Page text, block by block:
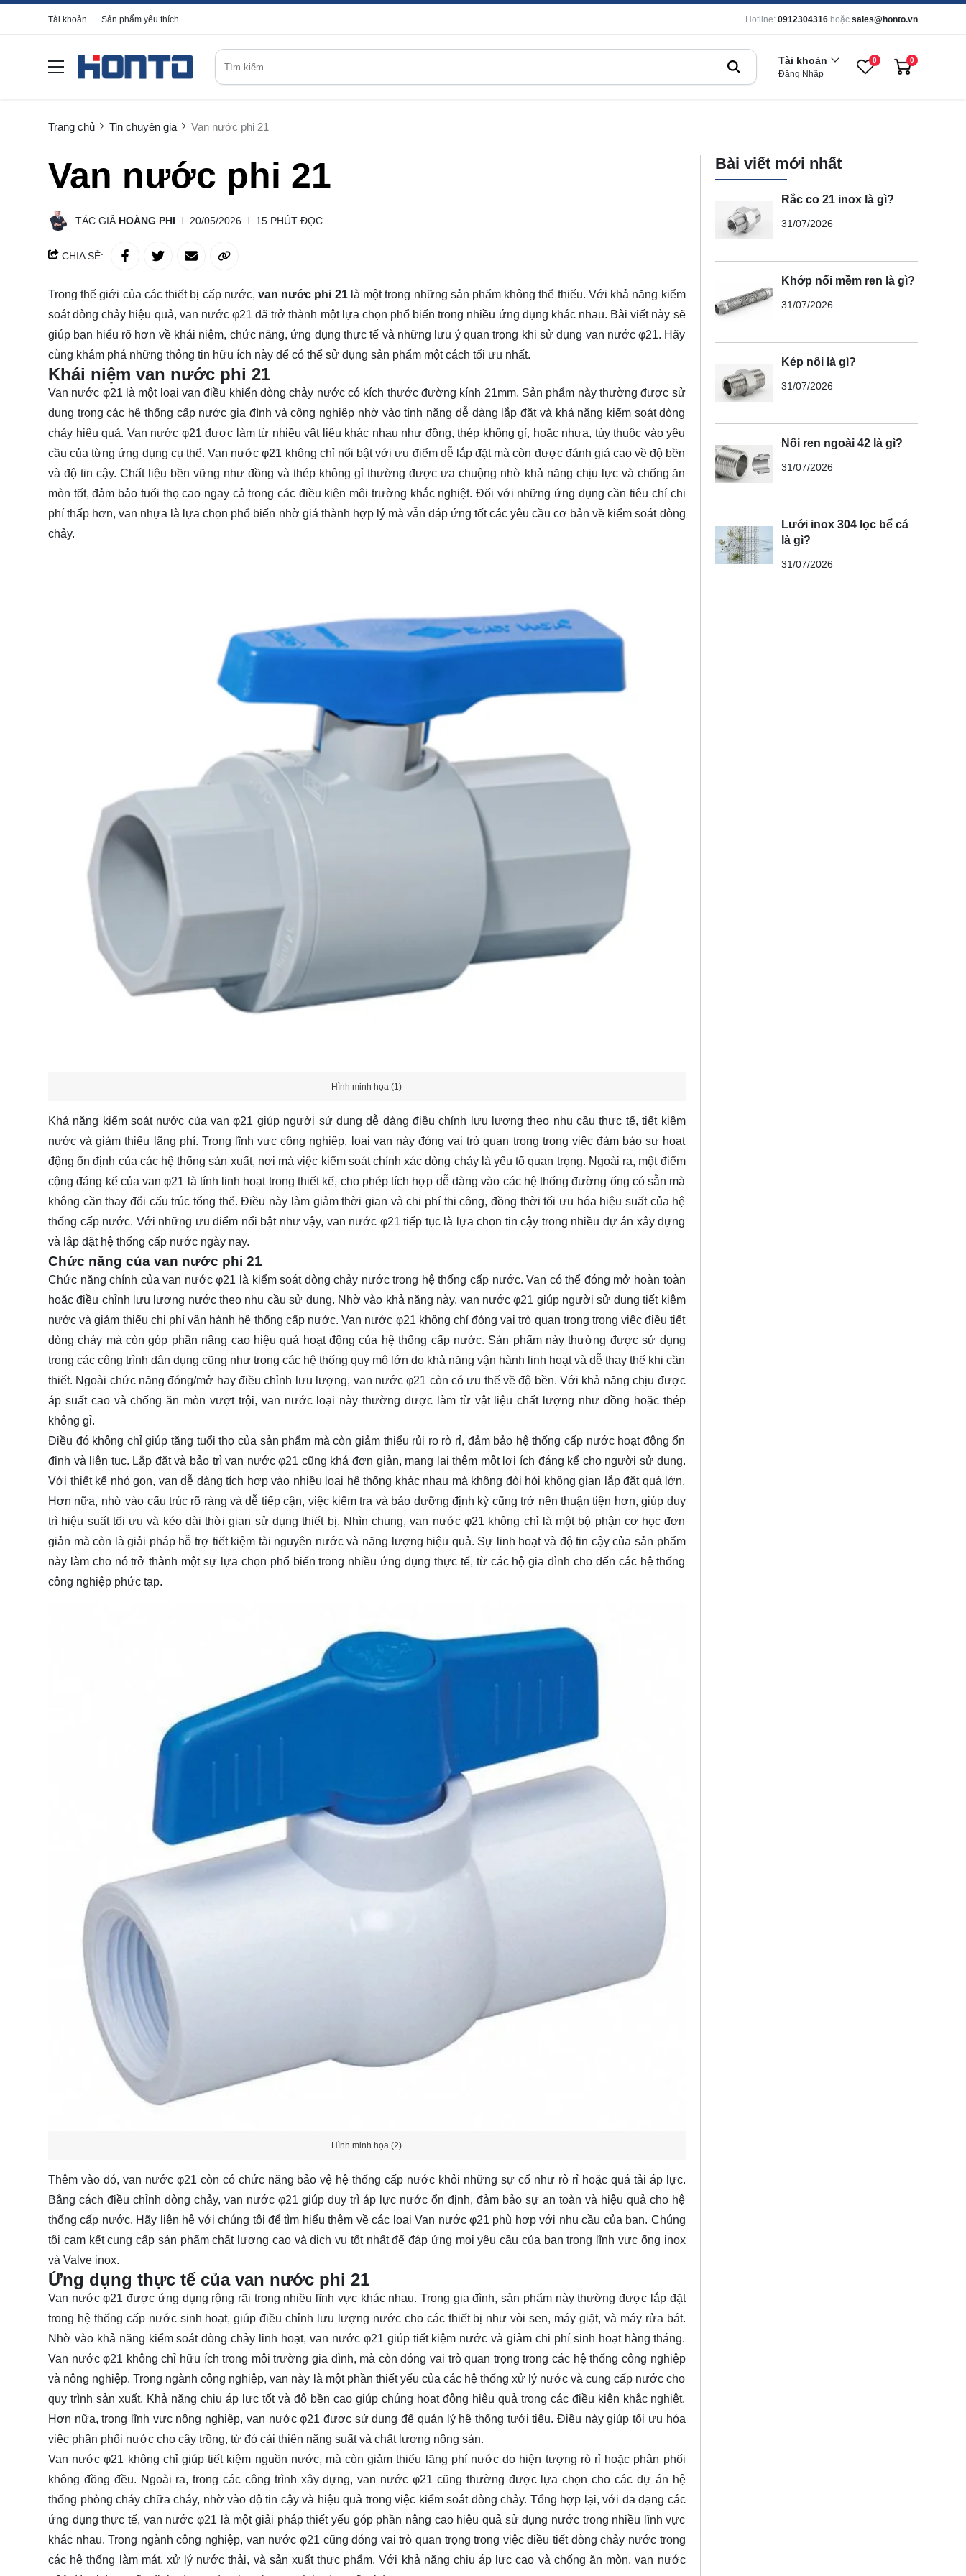
Tài khoản Sản phẩm yêu thích Hotline: 0912304316 hoặc sales@honto.vn
Tài khoản
Đăng Nhập
0 0
Trang chủ Tin chuyên gia Van nước phi 21
Van nước phi 21
TÁC GIẢ HOÀNG PHI 20/05/2026 15 PHÚT ĐỌC
CHIA SẺ:
Trong thế giới của các thiết bị cấp nước, van nước phi 21 là một trong những sản phẩm không thể thiếu. Với khả năng kiểm
soát dòng chảy hiệu quả, van nước φ21 đã trở thành một lựa chọn phổ biến trong nhiều ứng dụng khác nhau. Bài viết này sẽ
giúp bạn hiểu rõ hơn về khái niệm, chức năng, ứng dụng thực tế và những lưu ý quan trọng khi sử dụng van nước φ21. Hãy
cùng khám phá những thông tin hữu ích này để có thể sử dụng sản phẩm một cách tối ưu nhất.
Khái niệm van nước phi 21
Van nước φ21 là một loại van điều khiển dòng chảy nước có kích thước đường kính 21mm. Sản phẩm này thường được sử
dụng trong các hệ thống cấp nước gia đình và công nghiệp nhờ vào tính năng dễ dàng lắp đặt và khả năng kiểm soát dòng
chảy hiệu quả. Van nước φ21 được làm từ nhiều vật liệu khác nhau như đồng, thép không gỉ, hoặc nhựa, tùy thuộc vào yêu
cầu của từng ứng dụng cụ thể. Van nước φ21 không chỉ nổi bật với ưu điểm dễ lắp đặt mà còn được đánh giá cao về độ bền
và độ tin cậy. Chất liệu bền vững như đồng và thép không gỉ thường được ưa chuộng nhờ khả năng chịu lực và chống ăn
mòn tốt, đảm bảo tuổi thọ cao ngay cả trong các điều kiện môi trường khắc nghiệt. Đối với những ứng dụng cần tiêu chí chi
phí thấp hơn, van nhựa là lựa chọn phổ biến nhờ giá thành hợp lý mà vẫn đáp ứng tốt các yêu cầu cơ bản về kiểm soát dòng
chảy.
Hình minh họa (1)
Khả năng kiểm soát nước của van φ21 giúp người sử dụng dễ dàng điều chỉnh lưu lượng theo nhu cầu thực tế, tiết kiệm
nước và giảm thiểu lãng phí. Trong lĩnh vực công nghiệp, loại van này đóng vai trò quan trọng trong việc đảm bảo sự hoạt
động ổn định của các hệ thống sản xuất, nơi mà việc kiểm soát chính xác dòng chảy là yếu tố quan trọng. Ngoài ra, một điểm
cộng đáng kể của van φ21 là tính linh hoạt trong thiết kế, cho phép tích hợp dễ dàng vào các hệ thống đường ống có sẵn mà
không cần thay đổi cấu trúc tổng thể. Điều này làm giảm thời gian và chi phí thi công, đồng thời tối ưu hóa hiệu suất của hệ
thống cấp nước. Với những ưu điểm nổi bật như vậy, van nước φ21 tiếp tục là lựa chọn tin cậy trong nhiều dự án xây dựng
và lắp đặt hệ thống cấp nước ngày nay.
Chức năng của van nước phi 21
Chức năng chính của van nước φ21 là kiểm soát dòng chảy nước trong hệ thống cấp nước. Van có thể đóng mở hoàn toàn
hoặc điều chỉnh lưu lượng nước theo nhu cầu sử dụng. Nhờ vào khả năng này, van nước φ21 giúp người sử dụng tiết kiệm
nước và giảm thiểu chi phí vận hành hệ thống cấp nước. Van nước φ21 không chỉ đóng vai trò quan trọng trong việc điều tiết
dòng chảy mà còn góp phần nâng cao hiệu quả hoạt động của hệ thống cấp nước. Sản phẩm này thường được sử dụng
trong các công trình dân dụng cũng như trong các hệ thống quy mô lớn do khả năng vận hành linh hoạt và dễ thay thế khi cần
thiết. Ngoài chức năng đóng/mở hay điều chỉnh lưu lượng, van nước φ21 còn có ưu thế về độ bền. Với khả năng chịu được
áp suất cao và chống ăn mòn vượt trội, van nước loại này thường được làm từ vật liệu chất lượng như đồng hoặc thép
không gỉ.
Điều đó không chỉ giúp tăng tuổi thọ của sản phẩm mà còn giảm thiểu rủi ro rò rỉ, đảm bảo hệ thống cấp nước hoạt động ổn
định và liên tục. Lắp đặt và bảo trì van nước φ21 cũng khá đơn giản, mang lại thêm một lợi ích đáng kể cho người sử dụng.
Với thiết kế nhỏ gọn, van dễ dàng tích hợp vào nhiều loại hệ thống khác nhau mà không đòi hỏi không gian lắp đặt quá lớn.
Hơn nữa, nhờ vào cấu trúc rõ ràng và dễ tiếp cận, việc kiểm tra và bảo dưỡng định kỳ cũng trở nên thuận tiện hơn, giúp duy
trì hiệu suất tối ưu và kéo dài thời gian sử dụng thiết bị. Nhìn chung, van nước φ21 không chỉ là một bộ phận cơ học đơn
giản mà còn là giải pháp hỗ trợ tiết kiệm tài nguyên nước và năng lượng hiệu quả. Sự linh hoạt và độ tin cậy của sản phẩm
này làm cho nó trở thành một sự lựa chọn phổ biến trong nhiều ứng dụng thực tế, từ các hộ gia đình cho đến các hệ thống
công nghiệp phức tạp.
Hình minh họa (2)
Thêm vào đó, van nước φ21 còn có chức năng bảo vệ hệ thống cấp nước khỏi những sự cố như rò rỉ hoặc quá tải áp lực.
Bằng cách điều chỉnh dòng chảy, van nước φ21 giúp duy trì áp lực nước ổn định, đảm bảo sự an toàn và hiệu quả cho hệ
thống cấp nước. Hãy liên hệ với chúng tôi để tìm hiểu thêm về các loại Van nước φ21 phù hợp với nhu cầu của bạn. Chúng
tôi cam kết cung cấp sản phẩm chất lượng cao và dịch vụ tốt nhất để đáp ứng mọi yêu cầu của bạn trong lĩnh vực ống inox
và Valve inox.
Ứng dụng thực tế của van nước phi 21
Van nước φ21 được ứng dụng rộng rãi trong nhiều lĩnh vực khác nhau. Trong gia đình, sản phẩm này thường được lắp đặt
trong hệ thống cấp nước sinh hoạt, giúp điều chỉnh lưu lượng nước cho các thiết bị như vòi sen, máy giặt, và máy rửa bát.
Nhờ vào khả năng kiểm soát dòng chảy linh hoạt, van nước φ21 giúp tiết kiệm nước và giảm chi phí sinh hoạt hàng tháng.
Van nước φ21 không chỉ hữu ích trong môi trường gia đình, mà còn đóng vai trò quan trọng trong các hệ thống công nghiệp
và nông nghiệp. Trong ngành công nghiệp, van này là một phần thiết yếu của các hệ thống xử lý nước và cung cấp nước cho
quy trình sản xuất. Khả năng chịu áp lực tốt và độ bền cao giúp chúng hoạt động hiệu quả trong các điều kiện khắc nghiệt.
Hơn nữa, trong lĩnh vực nông nghiệp, van nước φ21 được sử dụng để quản lý hệ thống tưới tiêu. Điều này giúp tối ưu hóa
việc phân phối nước cho cây trồng, từ đó cải thiện năng suất và chất lượng nông sản.
Van nước φ21 không chỉ giúp tiết kiệm nguồn nước, mà còn giảm thiểu lãng phí nước do hiện tượng rò rỉ hoặc phân phối
không đồng đều. Ngoài ra, trong các công trình xây dựng, van nước φ21 cũng thường được lựa chọn cho các dự án hệ
thống phòng cháy chữa cháy, nhờ vào độ tin cậy và hiệu quả trong việc kiểm soát dòng chảy. Tổng hợp lại, với đa dạng các
ứng dụng thực tế, van nước φ21 là một giải pháp thiết yếu góp phần nâng cao hiệu quả sử dụng nước trong nhiều lĩnh vực
khác nhau. Trong ngành công nghiệp, van nước φ21 cũng đóng vai trò quan trọng trong việc điều tiết dòng chảy nước trong
các hệ thống làm mát, xử lý nước thải, và sản xuất thực phẩm. Với khả năng chịu áp lực cao và chống ăn mòn, van nước
Bài viết mới nhất
Rắc co 21 inox là gì?
31/07/2026
Khớp nối mềm ren là gì?
31/07/2026
Kép nối là gì?
31/07/2026
Nối ren ngoài 42 là gì?
31/07/2026
Lưới inox 304 lọc bể cá
là gì?
31/07/2026